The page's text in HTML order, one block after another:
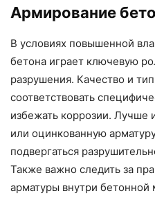
Армирование
В условиях повышенной
бетона играет ключевую
разрушения. Качество и
соответствовать
избежать коррозии.
или оцинкованную
подвергаться
Также важно следить за
арматуры внутри бетонной